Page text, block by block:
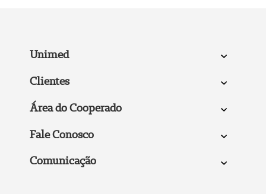
Unimed
Clientes
Área do Cooperado
Fale Conosco
Comunicação